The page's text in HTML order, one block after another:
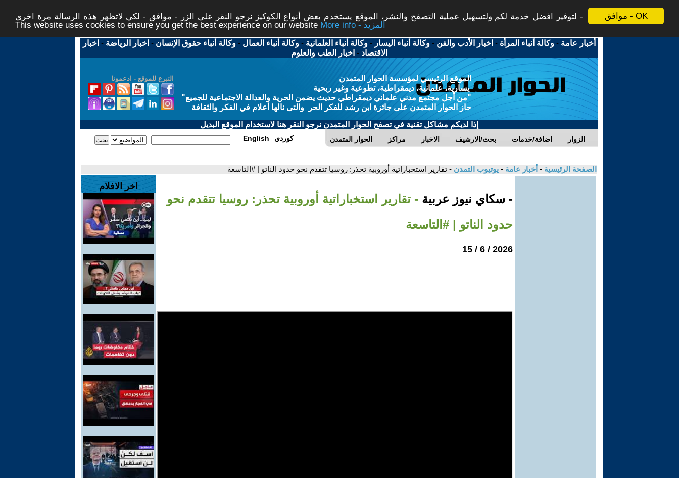
موافق - OK
لتوفير افضل خدمة لكم ولتسهيل عملية التصفح والنشر، الموقع يستخدم بعض أنواع الكوكيز نرجو النقر على الزر - موافق - لكي لاتظهر هذه الرسالة مرة اخرى -
This website uses cookies to ensure you get the best experience on our website
More info - المزيد
أخبار عامة -وكالة أنباء المرأة - اخبار الأدب والفن -وكالة أنباء اليسار -وكالة أنباء العلمانية -وكالة أنباء العمال -وكالة أنباء حقوق الإنسان - اخبار الرياضة - اخبار
الاقتصاد - اخبار الطب والعلوم
التبرع للموقع - ادعمونا
الموقع الرئيسي لمؤسسة الحوار المتمدن
يسارية، علمانية، ديمقراطية، تطوعية وغير ربحية
"من أجل مجتمع مدني علماني ديمقراطي حديث يضمن الحرية والعدالة الاجتماعية للجميع"
حاز الحوار المتمدن على جائزة ابن رشد للفكر الحر والتى نالها أعلام في الفكر والثقافة
إذا لديكم مشاكل تقنية في تصفح الحوار المتمدن نرجو النقر هنا لاستخدام الموقع البديل
الحوار المتمدن مراكز الاخبار بحث/الارشيف اضافة/خدمات الزوار English كوردي
الصفحة الرئيسية - أخبار عامة - يوتيوب التمدن - تقارير استخباراتية أوروبية تحذر: روسيا تتقدم نحو حدود الناتو | #التاسعة
- سكاي نيوز عربية - تقارير استخباراتية أوروبية تحذر: روسيا تتقدم نحو
حدود الناتو | #التاسعة
2026 / 6 / 15
اخر الافلام